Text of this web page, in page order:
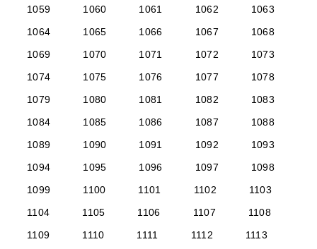
1059
1060 1061 1062
1063
1064
1065 1066 1067
1068
1069
1070 1071 1072
1073
1074
1075 1076 1077
1078
1079
1080 1081 1082
1083
1084
1085 1086 1087
1088
1089
1090 1091 1092
1093
1094
1095 1096 1097
1098
1099
1100 1101 1102
1103
1104
1105 1106 1107
1108
1109
1110 1111 1112
1113